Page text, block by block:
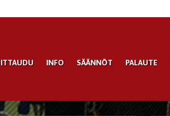
INFO SÄÄNNÖT PALAUTE